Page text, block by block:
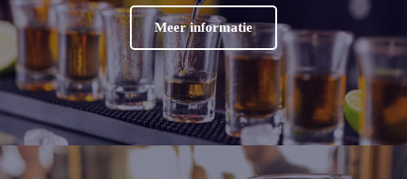
Meer informatie